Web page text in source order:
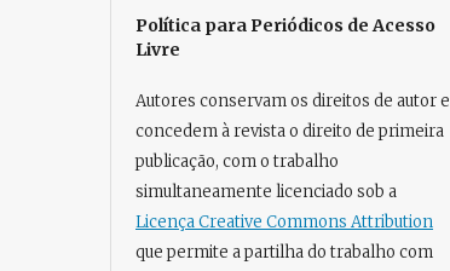
Política para Periódicos de Acesso
Livre
Autores conservam os direitos de autor e
concedem à revista o direito de primeira
publicação, com o trabalho
simultaneamente licenciado sob a
Licença Creative Commons Attribution
que permite a partilha do trabalho com